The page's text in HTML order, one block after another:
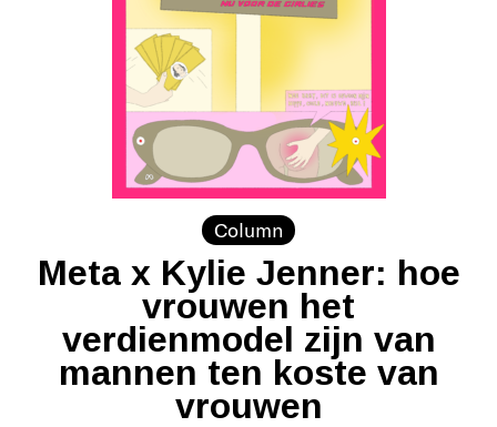
Column
Meta x Kylie Jenner: hoe
vrouwen het
verdienmodel zijn van
mannen ten koste van
vrouwen